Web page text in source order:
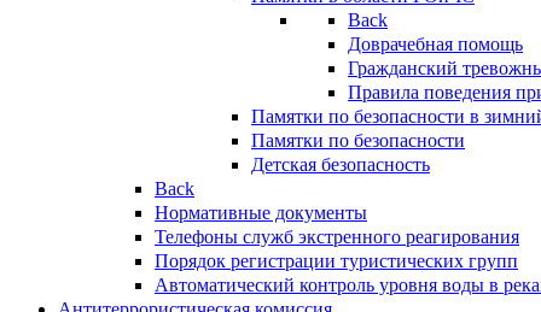
Back
Доврачебная помощь
Гражданский
Правила поведения
Памятки по безопасности в
Памятки по безопасности
Детская безопасность
Back
Нормативные документы
Телефоны служб экстренного реагирования
Порядок регистрации туристических групп
Автоматический контроль уровня воды в